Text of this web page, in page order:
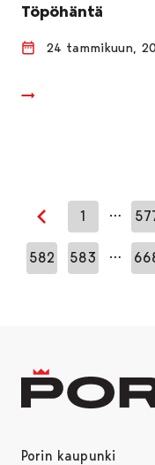
Töpöhäntä
24 tammikuun,
Edellinen sivu
1 …
582 583 …
Porin kaupunki